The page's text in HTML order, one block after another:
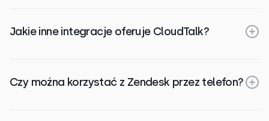
Jakie inne integracje oferuje CloudTalk?
Czy można korzystać z Zendesk przez telefon?